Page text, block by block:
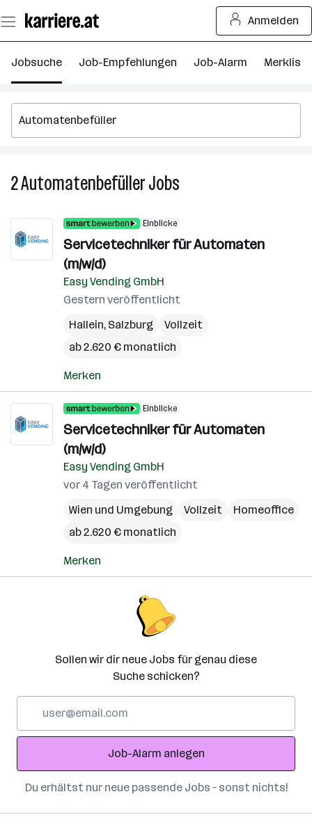
Seiteninhalt
springen
Anmelden
Jobsuche Job-Empfehlungen Job-Alarm Merkliste
2AutomatenbefüllerJobs
Einblicke
Servicetechniker für Automaten
(m/w/d)
Easy Vending GmbH
Gestern veröffentlicht
Hallein, Salzburg
Vollzeit
ab 2.620 € monatlich
Merken
Einblicke
Servicetechniker für Automaten
(m/w/d)
Easy Vending GmbH
vor 4 Tagen veröffentlicht
Wien und Umgebung
Vollzeit
Homeoffice
ab 2.620 € monatlich
Merken
Sollen wir dir neue Jobs für genau diese
Suche schicken?
Adresse
Job-Alarm anlegen
Du erhältst nur neue passende Jobs – sonst nichts!